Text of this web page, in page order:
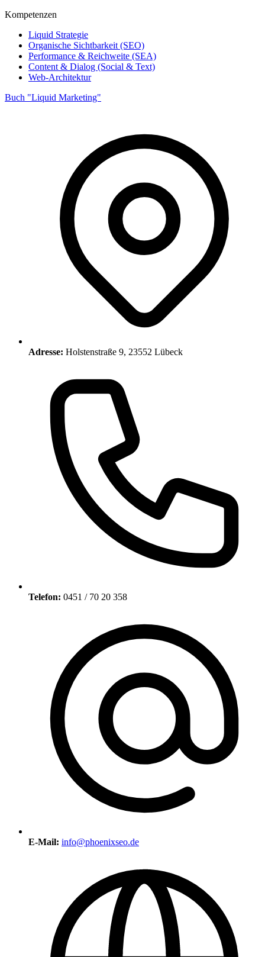
Kompetenzen
Liquid Strategie
Organische Sichtbarkeit (SEO)
Performance & Reichweite (SEA)
Content & Dialog (Social & Text)
Web-Architektur
Buch "Liquid Marketing"
Adresse: Holstenstraße 9, 23552 Lübeck
Telefon: 0451 / 70 20 358
E-Mail: info@phoenixseo.de